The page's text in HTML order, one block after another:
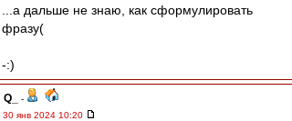
...а дальше не знаю, как сформулировать
фразу(
-:)
Q_
-
30 янв 2024 10:20